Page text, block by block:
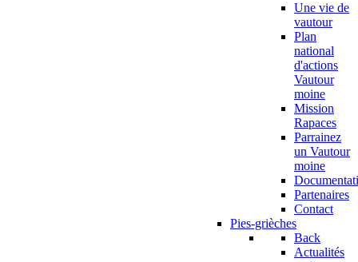
Une vie de
vautour
Plan
national
d'actions
Vautour
moine
Mission
Rapaces
Parrainez
un Vautour
moine
Partenaires
Contact
Pies-grièches
Back
Actualités